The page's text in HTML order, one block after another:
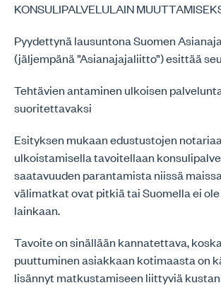
KONSULIPALVELULAIN
Pyydettynä lausuntona Suomen
(jäljempänä ”Asianajajaliitto”) esittää
Tehtävien antaminen ulkoisen
suoritettavaksi
Esityksen mukaan edustustojen
ulkoistamisella tavoitellaan
saatavuuden parantamista niissä
välimatkat ovat pitkiä tai Suomella ei
lainkaan.
Tavoite on sinällään kannatettava,
puuttuminen asiakkaan kotimaasta on
lisännyt matkustamiseen liittyviä